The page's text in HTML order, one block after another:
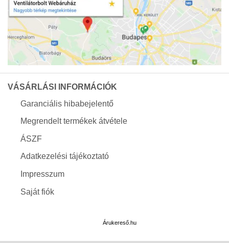
VÁSÁRLÁSI INFORMÁCIÓK
Garanciális hibabejelentő
Megrendelt termékek átvétele
ÁSZF
Adatkezelési tájékoztató
Impresszum
Saját fiók
Árukereső.hu